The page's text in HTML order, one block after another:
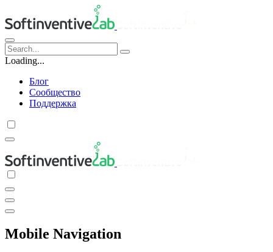
Loading...
Блог
Сообщество
Поддержка
Mobile Navigation